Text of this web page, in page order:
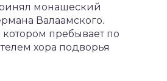
монашеский
Валаамского.
пребывает по
хора подворья